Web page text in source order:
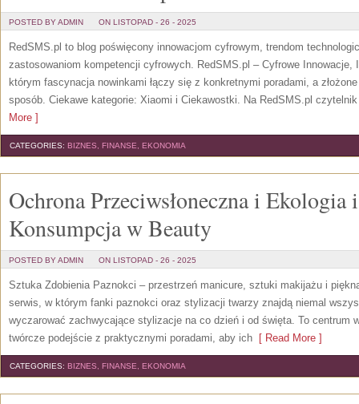
POSTED BY ADMIN ON LISTOPAD - 26 - 2025
RedSMS.pl to blog poświęcony innowacjom cyfrowym, trendom
zastosowaniom kompetencji cyfrowych. RedSMS.pl – Cyfrowe Innowacje,
którym fascynacja nowinkami łączy się z konkretnymi poradami, a
sposób. Ciekawe kategorie: Xiaomi i Ciekawostki. Na RedSMS.pl
More ]
CATEGORIES: BIZNES, FINANSE, EKONOMIA
Ochrona Przeciwsłoneczna i Ekologia
Konsumpcja w Beauty
POSTED BY ADMIN ON LISTOPAD - 26 - 2025
Sztuka Zdobienia Paznokci – przestrzeń manicure, sztuki makijażu i
serwis, w którym fanki paznokci oraz stylizacji twarzy znajdą niemal
wyczarować zachwycające stylizacje na co dzień i od święta. To centrum
twórcze podejście z praktycznymi poradami, aby ich [ Read More ]
CATEGORIES: BIZNES, FINANSE, EKONOMIA